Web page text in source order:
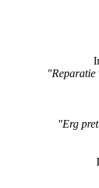
"Reparatie
"Erg